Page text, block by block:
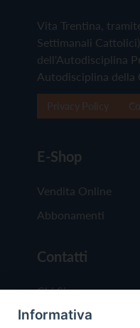
Vita Trentina,
Settimanali
dell'Autodisciplina
Autodisciplina della
E-Shop
Vendita Online
Abbonamenti
Contatti
Chi Siamo
Redazione
Informativa